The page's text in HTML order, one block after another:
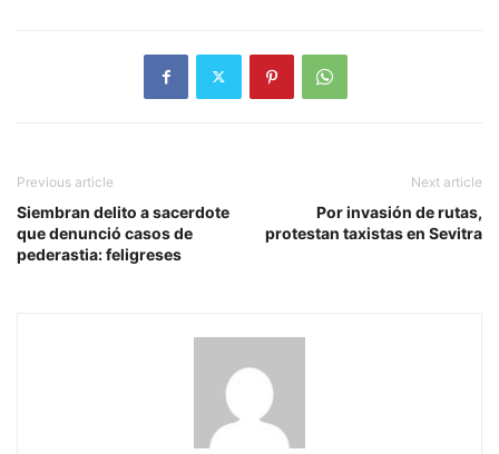
Previous article
Siembran delito a sacerdote
que denunció casos de
pederastia: feligreses
Next article
Por invasión de rutas,
protestan taxistas en Sevitra